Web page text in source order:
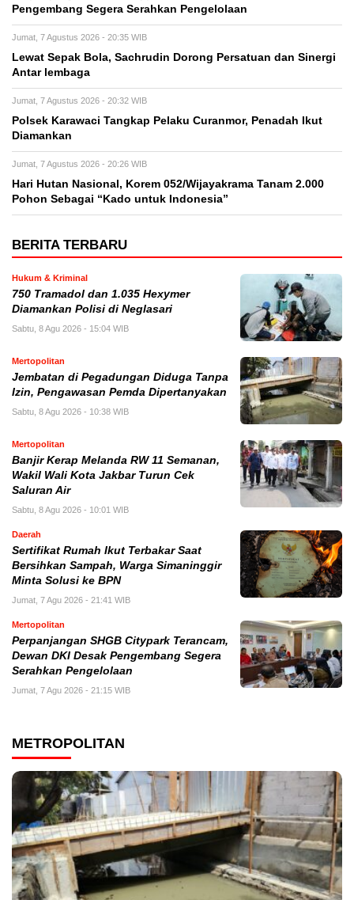
Pengembang Segera Serahkan Pengelolaan
Jumat, 7 Agustus 2026 - 20:35 WIB
Lewat Sepak Bola, Sachrudin Dorong Persatuan dan Sinergi
Antar lembaga
Jumat, 7 Agustus 2026 - 20:32 WIB
Polsek Karawaci Tangkap Pelaku Curanmor, Penadah Ikut
Diamankan
Jumat, 7 Agustus 2026 - 20:26 WIB
Hari Hutan Nasional, Korem 052/Wijayakrama Tanam 2.000
Pohon Sebagai “Kado untuk Indonesia”
BERITA TERBARU
Hukum & Kriminal
750 Tramadol dan 1.035 Hexymer
Diamankan Polisi di Neglasari
Sabtu, 8 Agu 2026 - 15:04 WIB
Mertopolitan
Jembatan di Pegadungan Diduga Tanpa
Izin, Pengawasan Pemda Dipertanyakan
Sabtu, 8 Agu 2026 - 10:38 WIB
Mertopolitan
Banjir Kerap Melanda RW 11 Semanan,
Wakil Wali Kota Jakbar Turun Cek
Saluran Air
Sabtu, 8 Agu 2026 - 10:01 WIB
Daerah
Sertifikat Rumah Ikut Terbakar Saat
Bersihkan Sampah, Warga Simaninggir
Minta Solusi ke BPN
Jumat, 7 Agu 2026 - 21:41 WIB
Mertopolitan
Perpanjangan SHGB Citypark Terancam,
Dewan DKI Desak Pengembang Segera
Serahkan Pengelolaan
Jumat, 7 Agu 2026 - 21:15 WIB
METROPOLITAN